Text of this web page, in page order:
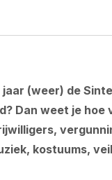
(weer) de
Dan weet je hoe
kostuums,